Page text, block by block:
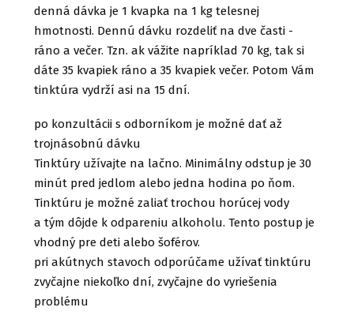
denná dávka je 1 kvapka na 1 kg telesnej
hmotnosti. Dennú dávku rozdeliť na dve časti -
ráno a večer. Tzn. ak vážite napríklad 70 kg, tak si
dáte 35 kvapiek ráno a 35 kvapiek večer. Potom Vám
tinktúra vydrží asi na 15 dní.
po konzultácii s odborníkom je možné dať až
trojnásobnú dávku
Tinktúry užívajte na lačno. Minimálny odstup je 30
minút pred jedlom alebo jedna hodina po ňom.
Tinktúru je možné zaliať trochou horúcej vody
a tým dôjde k odpareniu alkoholu. Tento postup je
vhodný pre deti alebo šoférov.
pri akútnych stavoch odporúčame užívať tinktúru
zvyčajne niekoľko dní, zvyčajne do vyriešenia
problému